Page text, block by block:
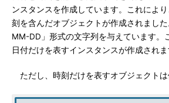
ンスタンスを作成しています。これによ
刻を含んだオブジェクトが作成されまし
MM-DD」形式の文字列を与えています。
日付だけを表すインスタンスが作成されま
ただし、時刻だけを表すオブジェクトは